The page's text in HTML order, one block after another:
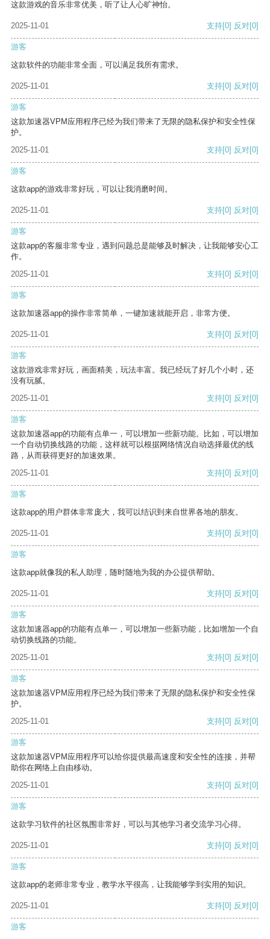
这款游戏的音乐非常优美，听了让人心旷神怡。
2025-11-01 支持[0] 反对[0]
游客
这款软件的功能非常全面，可以满足我所有需求。
2025-11-01 支持[0] 反对[0]
游客
这款加速器VPM应用程序已经为我们带来了无限的隐私保护和安全性保
护。
2025-11-01
支持[0] 反对[0]
游客
这款app的游戏非常好玩，可以让我消磨时间。
2025-11-01 支持[0] 反对[0]
游客
这款app的客服非常专业，遇到问题总是能够及时解决，让我能够安心工
作。
2025-11-01
支持[0] 反对[0]
游客
这款加速器app的操作非常简单，一键加速就能开启，非常方便。
2025-11-01 支持[0] 反对[0]
游客
这款游戏非常好玩，画面精美，玩法丰富。我已经玩了好几个小时，还
没有玩腻。
2025-11-01
支持[0] 反对[0]
游客
这款加速器app的功能有点单一，可以增加一些新功能。比如，可以增加
一个自动切换线路的功能，这样就可以根据网络情况自动选择最优的线
路，从而获得更好的加速效果。
2025-11-01
支持[0] 反对[0]
游客
这款app的用户群体非常庞大，我可以结识到来自世界各地的朋友。
2025-11-01 支持[0] 反对[0]
游客
这款app就像我的私人助理，随时随地为我的办公提供帮助。
2025-11-01 支持[0] 反对[0]
游客
这款加速器app的功能有点单一，可以增加一些新功能，比如增加一个自
动切换线路的功能。
2025-11-01
支持[0] 反对[0]
游客
这款加速器VPM应用程序已经为我们带来了无限的隐私保护和安全性保
护。
2025-11-01
支持[0] 反对[0]
游客
这款加速器VPM应用程序可以给你提供最高速度和安全性的连接，并帮
助你在网络上自由移动。
2025-11-01
支持[0] 反对[0]
游客
这款学习软件的社区氛围非常好，可以与其他学习者交流学习心得。
2025-11-01 支持[0] 反对[0]
游客
这款app的老师非常专业，教学水平很高，让我能够学到实用的知识。
2025-11-01 支持[0] 反对[0]
游客